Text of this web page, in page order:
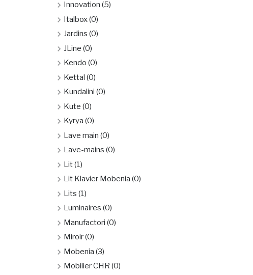
Innovation (5)
Italbox(0)
Jardins (0)
JLine (0)
Kendo (0)
Kettal (0)
Kundalini (0)
Kute (0)
Kyrya (0)
Lave main (0)
Lave-mains (0)
Lit(1)
Lit Klavier Mobenia (0)
Lits (1)
Luminaires (0)
Manufactori (0)
Miroir(0)
Mobenia (3)
Mobilier CHR (0)